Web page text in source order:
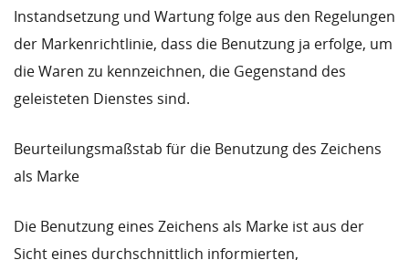
Instandsetzung und Wartung folge aus den Regelungen
der Markenrichtlinie, dass die Benutzung ja erfolge, um
die Waren zu kennzeichnen, die Gegenstand des
geleisteten Dienstes sind.
Beurteilungsmaßstab für die Benutzung des Zeichens
als Marke
Die Benutzung eines Zeichens als Marke ist aus der
Sicht eines durchschnittlich informierten,